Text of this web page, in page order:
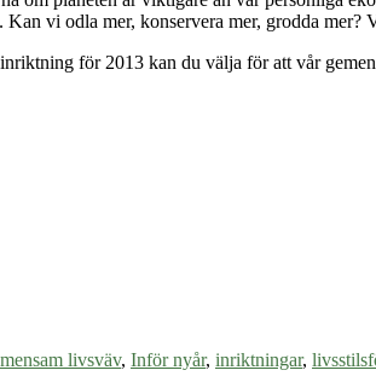
vi odla mer, konservera mer, grodda mer?
för 2013 kan du välja för att vår
livsväv, Inför nyår, inriktningar,